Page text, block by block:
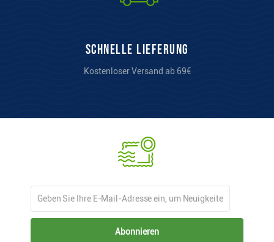
Schnelle Lieferung
Kostenloser Versand ab 69€
Abonnieren